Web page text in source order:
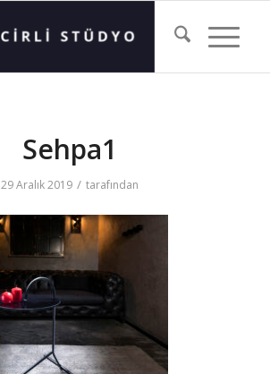
Sehpa1
29 Aralık 2019 / tarafından